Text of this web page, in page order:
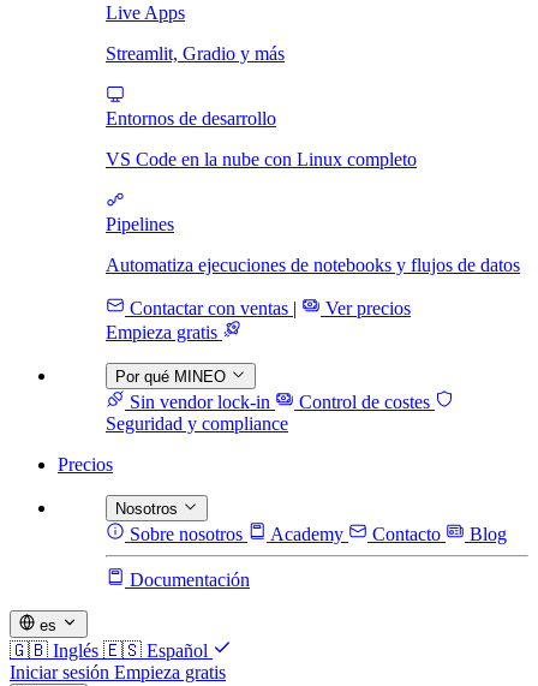
Live Apps
Streamlit, Gradio y más
Entornos de desarrollo
VS Code en la nube con Linux completo
Pipelines
Automatiza ejecuciones de notebooks y flujos de datos
Contactar con ventas |
Ver precios
Empieza gratis
Por qué MINEO
Sin vendor lock-in
Control de costes
Seguridad y compliance
Precios
Nosotros
Sobre nosotros Academy Contacto Blog
Documentación
es
🇬🇧 Inglés 🇪🇸 Español
Iniciar sesión Empieza gratis